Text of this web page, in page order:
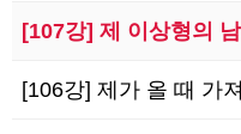
[107강] 제 이상형의 남자를
[106강] 제가 올 때 가져다 드릴